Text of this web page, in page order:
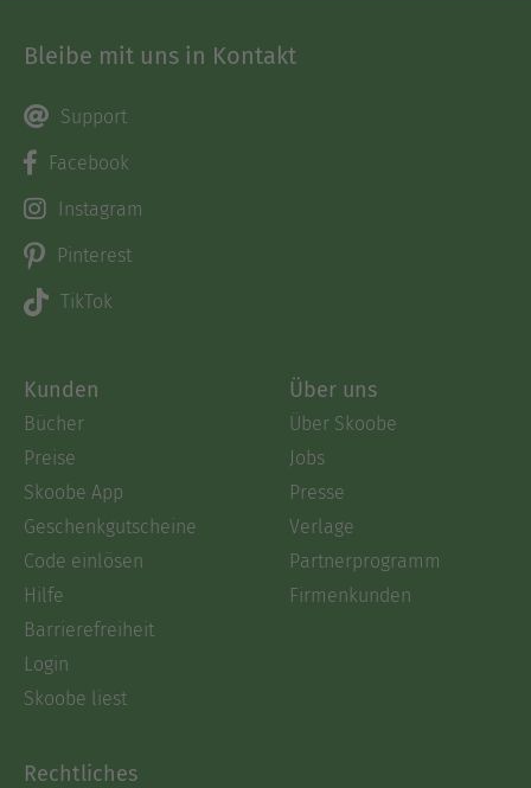
Bleibe mit uns in Kontakt
Support
Facebook
Instagram
Pinterest
TikTok
Kunden
Bücher
Preise
Skoobe App
Geschenkgutscheine
Code einlösen
Hilfe
Barrierefreiheit
Login
Skoobe liest
Über uns
Über Skoobe
Jobs
Presse
Verlage
Partnerprogramm
Firmenkunden
Rechtliches